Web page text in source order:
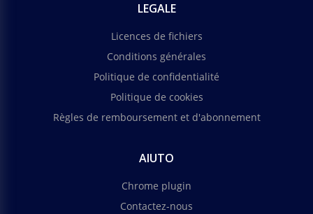
LEGALE
Licences de fichiers
Conditions générales
Politique de confidentialité
Politique de cookies
Règles de remboursement et d'abonnement
AIUTO
Chrome plugin
Contactez-nous